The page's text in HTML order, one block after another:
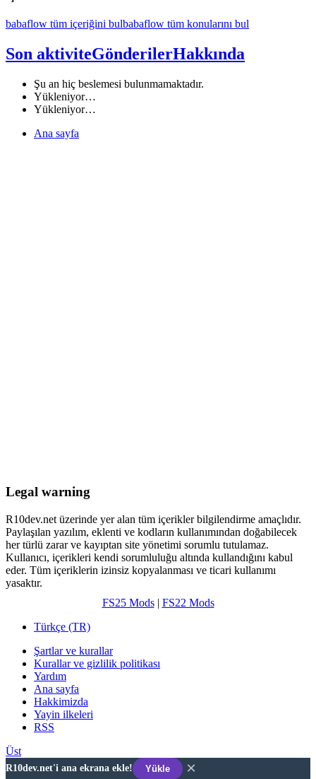
babaflow tüm içeriğini bulbabaflow tüm konularını bul
Son aktiviteGönderilerHakkında
Şu an hiç beslemesi bulunmamaktadır.
Yükleniyor…
Yükleniyor…
Ana sayfa
Legal warning
R10dev.net üzerinde yer alan tüm içerikler bilgilendirme amaçlıdır.
Paylaşılan yazılım, eklenti ve kodların kullanımından doğabilecek
her türlü zarar ve kayıptan site yönetimi sorumlu tutulamaz.
Kullanıcı, içerikleri kendi sorumluluğu altında kullandığını kabul
eder. Tüm içeriklerin izinsiz kopyalanması ve ticari kullanımı
yasaktır.
FS25 Mods| FS22 Mods
Türkçe (TR)
Şartlar ve kurallar
Kurallar ve gizlilik politikası
Yardım
Ana sayfa
Hakkimizda
Yayin ilkeleri
RSS
Üst
R10dev.net'i ana ekrana ekle! Yükle ×